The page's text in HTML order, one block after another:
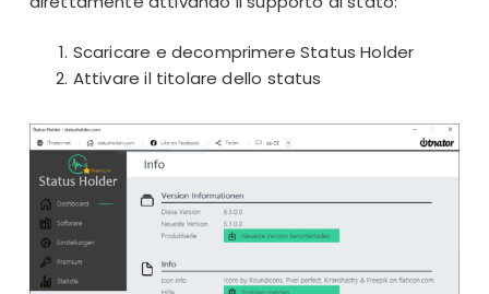
Scaricare e decomprimere Status Holder
Attivare il titolare dello status